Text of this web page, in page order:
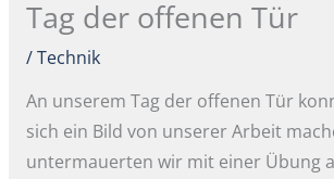
Tag der offenen Tür
/Technik
An unserem Tag der offenen Tür
sich ein Bild von unserer Arbeit
untermauerten wir mit einer Übung